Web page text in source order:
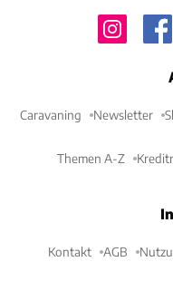
Caravaning Newsletter
Themen A-Z
Kontakt AGB